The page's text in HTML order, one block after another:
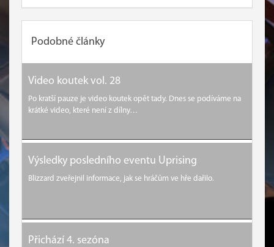
Podobné články
Video koutek vol. 28
Po kratší pauze je video koutek opět tady. Dnes se podíváme na
krátké video, které není z dílny…
Výsledky posledního eventu Uprising
Blizzard zveřejnil informace, jak se hráčům ve hře dařilo.
Přichází 4. sezóna